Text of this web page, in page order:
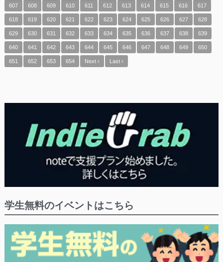
607 608 609 610 611 612 613 614 615 616 617
618 619 620 621 622 623 624 625 626 627 628
629 630 631 632 633 634 635 636 637 638 639
640 641 642 643 644 645 646 647 648 649 650
651 652 653 654 Next › Last ›
学生無料のイベントはこちら